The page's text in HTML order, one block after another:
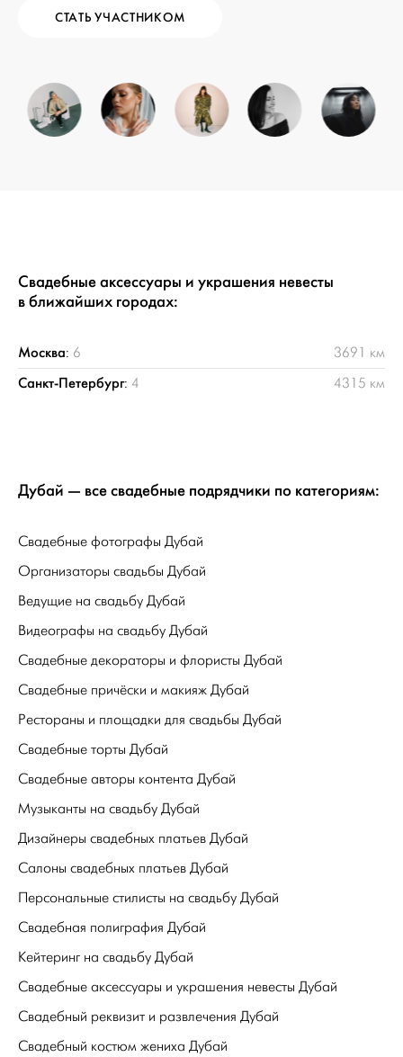
СТАТЬ УЧАСТНИКОМ
Свадебные аксессуары и украшения невесты
в ближайших городах:
Москва: 6 3691 км
Санкт-Петербург: 4 4315 км
Дубай — все свадебные подрядчики по категориям:
Свадебные фотографы Дубай
Организаторы свадьбы Дубай
Ведущие на свадьбу Дубай
Видеографы на свадьбу Дубай
Свадебные декораторы и флористы Дубай
Свадебные причёски и макияж Дубай
Рестораны и площадки для свадьбы Дубай
Свадебные торты Дубай
Свадебные авторы контента Дубай
Музыканты на свадьбу Дубай
Дизайнеры свадебных платьев Дубай
Салоны свадебных платьев Дубай
Персональные стилисты на свадьбу Дубай
Свадебная полиграфия Дубай
Кейтеринг на свадьбу Дубай
Свадебные аксессуары и украшения невесты Дубай
Свадебный реквизит и развлечения Дубай
Свадебный костюм жениха Дубай